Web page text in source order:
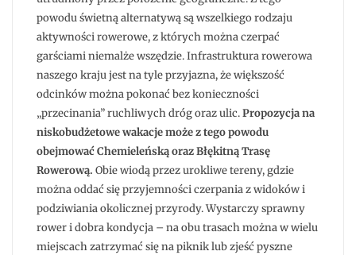
powodu świetną alternatywą są wszelkiego rodzaju
aktywności rowerowe, z których można czerpać
garściami niemalże wszędzie. Infrastruktura rowerowa
naszego kraju jest na tyle przyjazna, że większość
odcinków można pokonać bez konieczności
„przecinania” ruchliwych dróg oraz ulic.Propozycja na
niskobudżetowe wakacje może z tego powodu
obejmować Chemieleńską oraz Błękitną Trasę
Rowerową. Obie wiodą przez urokliwe tereny, gdzie
można oddać się przyjemności czerpania z widoków i
podziwiania okolicznej przyrody. Wystarczy sprawny
rower i dobra kondycja – na obu trasach można w wielu
miejscach zatrzymać się na piknik lub zjeść pyszne